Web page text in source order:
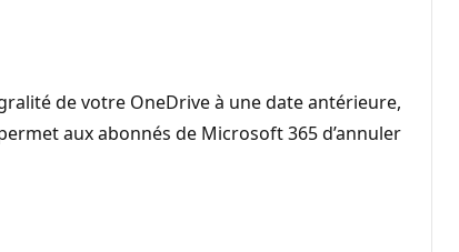
de votre OneDrive à une date antérieure,
aux abonnés de Microsoft 365 d’annuler